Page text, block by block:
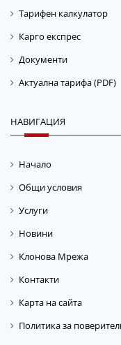
Тарифен калкулатор
Карго експрес
Документи
Актуална тарифа (PDF)
НАВИГАЦИЯ
Начало
Общи условия
Услуги
Новини
Клонова Мрежа
Контакти
Карта на сайта
Политика за